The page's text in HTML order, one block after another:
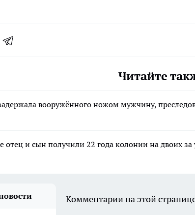
Читайте
вооружённого ножом мужчину,
отец и сын получили 22 года колонии на двоих за
Комментарии на этой